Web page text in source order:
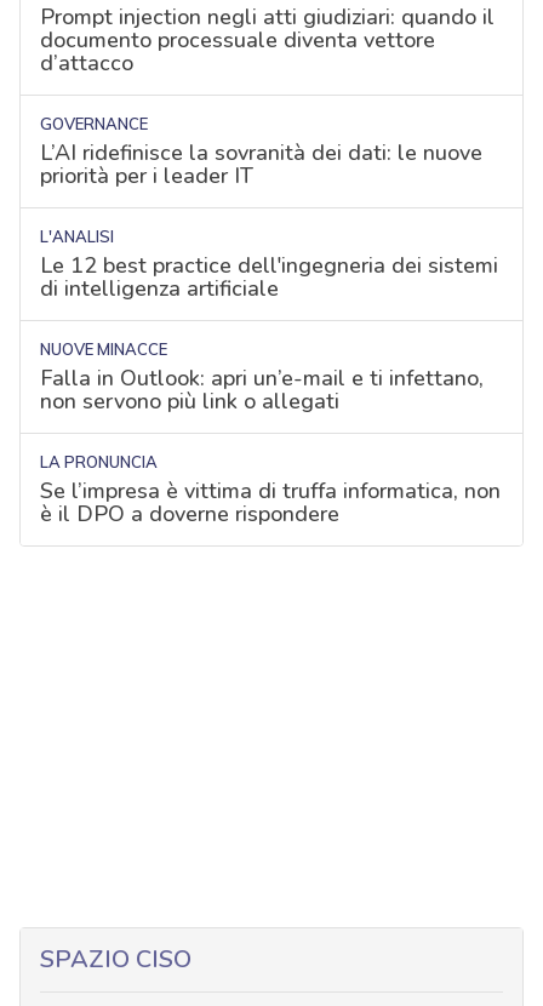
Prompt injection negli atti giudiziari: quando il
documento processuale diventa vettore
d’attacco
GOVERNANCE
L’AI ridefinisce la sovranità dei dati: le nuove
priorità per i leader IT
L'ANALISI
Le 12 best practice dell'ingegneria dei sistemi
di intelligenza artificiale
NUOVE MINACCE
Falla in Outlook: apri un’e-mail e ti infettano,
non servono più link o allegati
LA PRONUNCIA
Se l’impresa è vittima di truffa informatica, non
è il DPO a doverne rispondere
SPAZIO CISO